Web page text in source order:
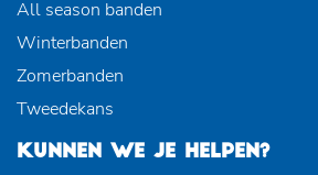
All season banden
Winterbanden
Zomerbanden
Tweedekans
KUNNEN WE JE HELPEN?